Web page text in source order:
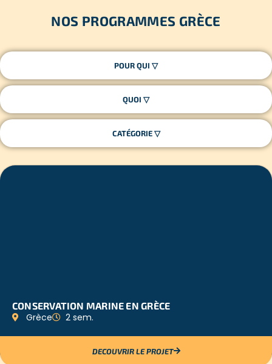
NOS PROGRAMMES GRÈCE
CONSERVATION MARINE EN GRÈCE
Grèce 2 sem.
DECOUVRIR LE PROJET